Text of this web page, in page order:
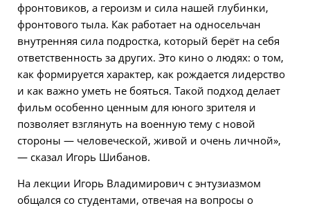
фронтовиков, а героизм и сила нашей глубинки,
фронтового тыла. Как работает на односельчан
внутренняя сила подростка, который берёт на себя
ответственность за других. Это кино о людях: о том,
как формируется характер, как рождается лидерство
и как важно уметь не бояться. Такой подход делает
фильм особенно ценным для юного зрителя и
позволяет взглянуть на военную тему с новой
стороны — человеческой, живой и очень личной»,
— сказал Игорь Шибанов.
На лекции Игорь Владимирович с энтузиазмом
общался со студентами, отвечая на вопросы о